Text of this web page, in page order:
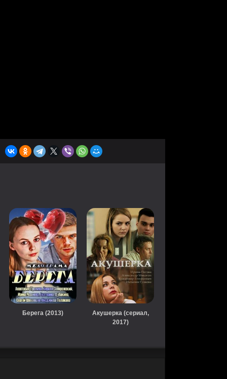
Берега (2013)
Акушерка (сериал,
2017)